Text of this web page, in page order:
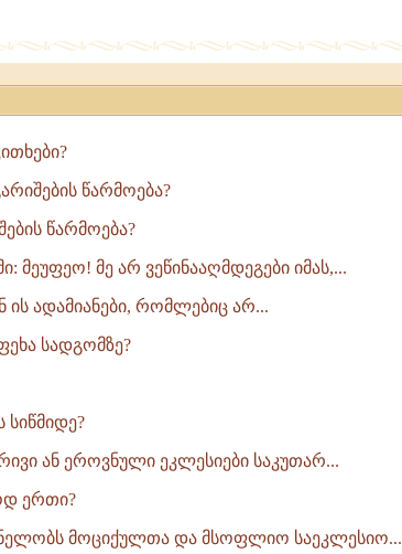
წარმოება?
წარმოება?
მეუფეო! მე არ ვეწინააღმდეგები იმას,...
ის ადამიანები, რომლებიც არ...
სადგომზე?
სიწმიდე?
ან ეროვნული ეკლესიები საკუთარ...
ერთი?
მოციქულთა და მსოფლიო საეკლესიო...